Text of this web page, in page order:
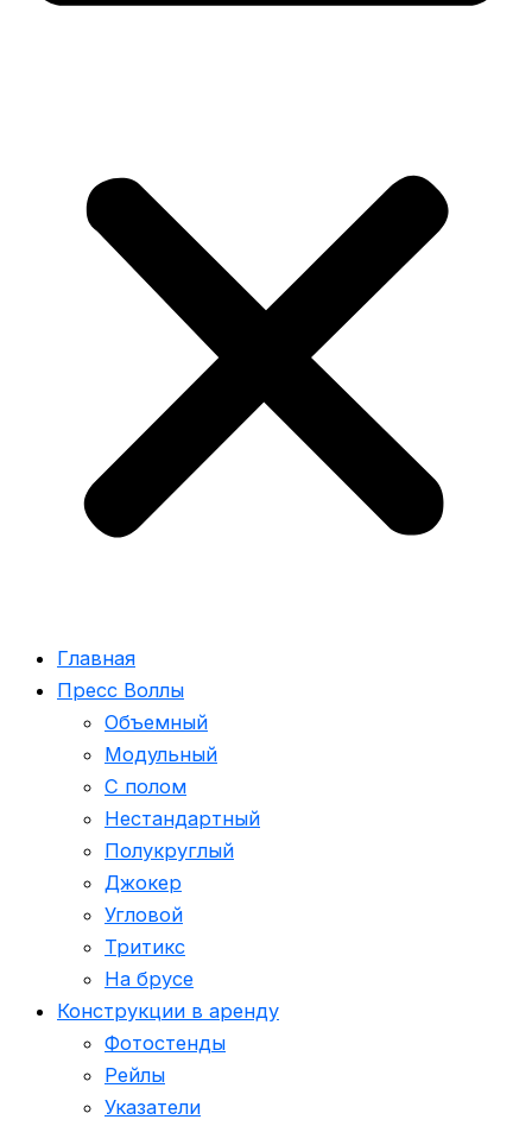
Главная
Пресс Воллы
Объемный
Модульный
С полом
Нестандартный
Полукруглый
Джокер
Угловой
Тритикс
На брусе
Конструкции в аренду
Фотостенды
Рейлы
Указатели